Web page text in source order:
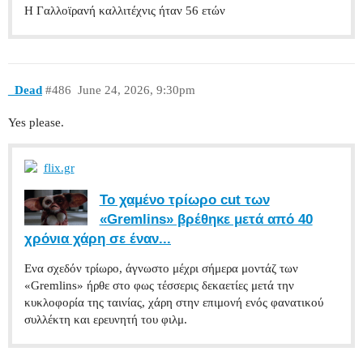
Η Γαλλοϊρανή καλλιτέχνις ήταν 56 ετών
_Dead June 24, 2026, 9:30pm
#486
Yes please.
flix.gr
Το χαμένο τρίωρο cut των
«Gremlins» βρέθηκε μετά από 40
χρόνια χάρη σε έναν...
Ενα σχεδόν τρίωρο, άγνωστο μέχρι σήμερα μοντάζ των
«Gremlins» ήρθε στο φως τέσσερις δεκαετίες μετά την
κυκλοφορία της ταινίας, χάρη στην επιμονή ενός φανατικού
συλλέκτη και ερευνητή του φιλμ.